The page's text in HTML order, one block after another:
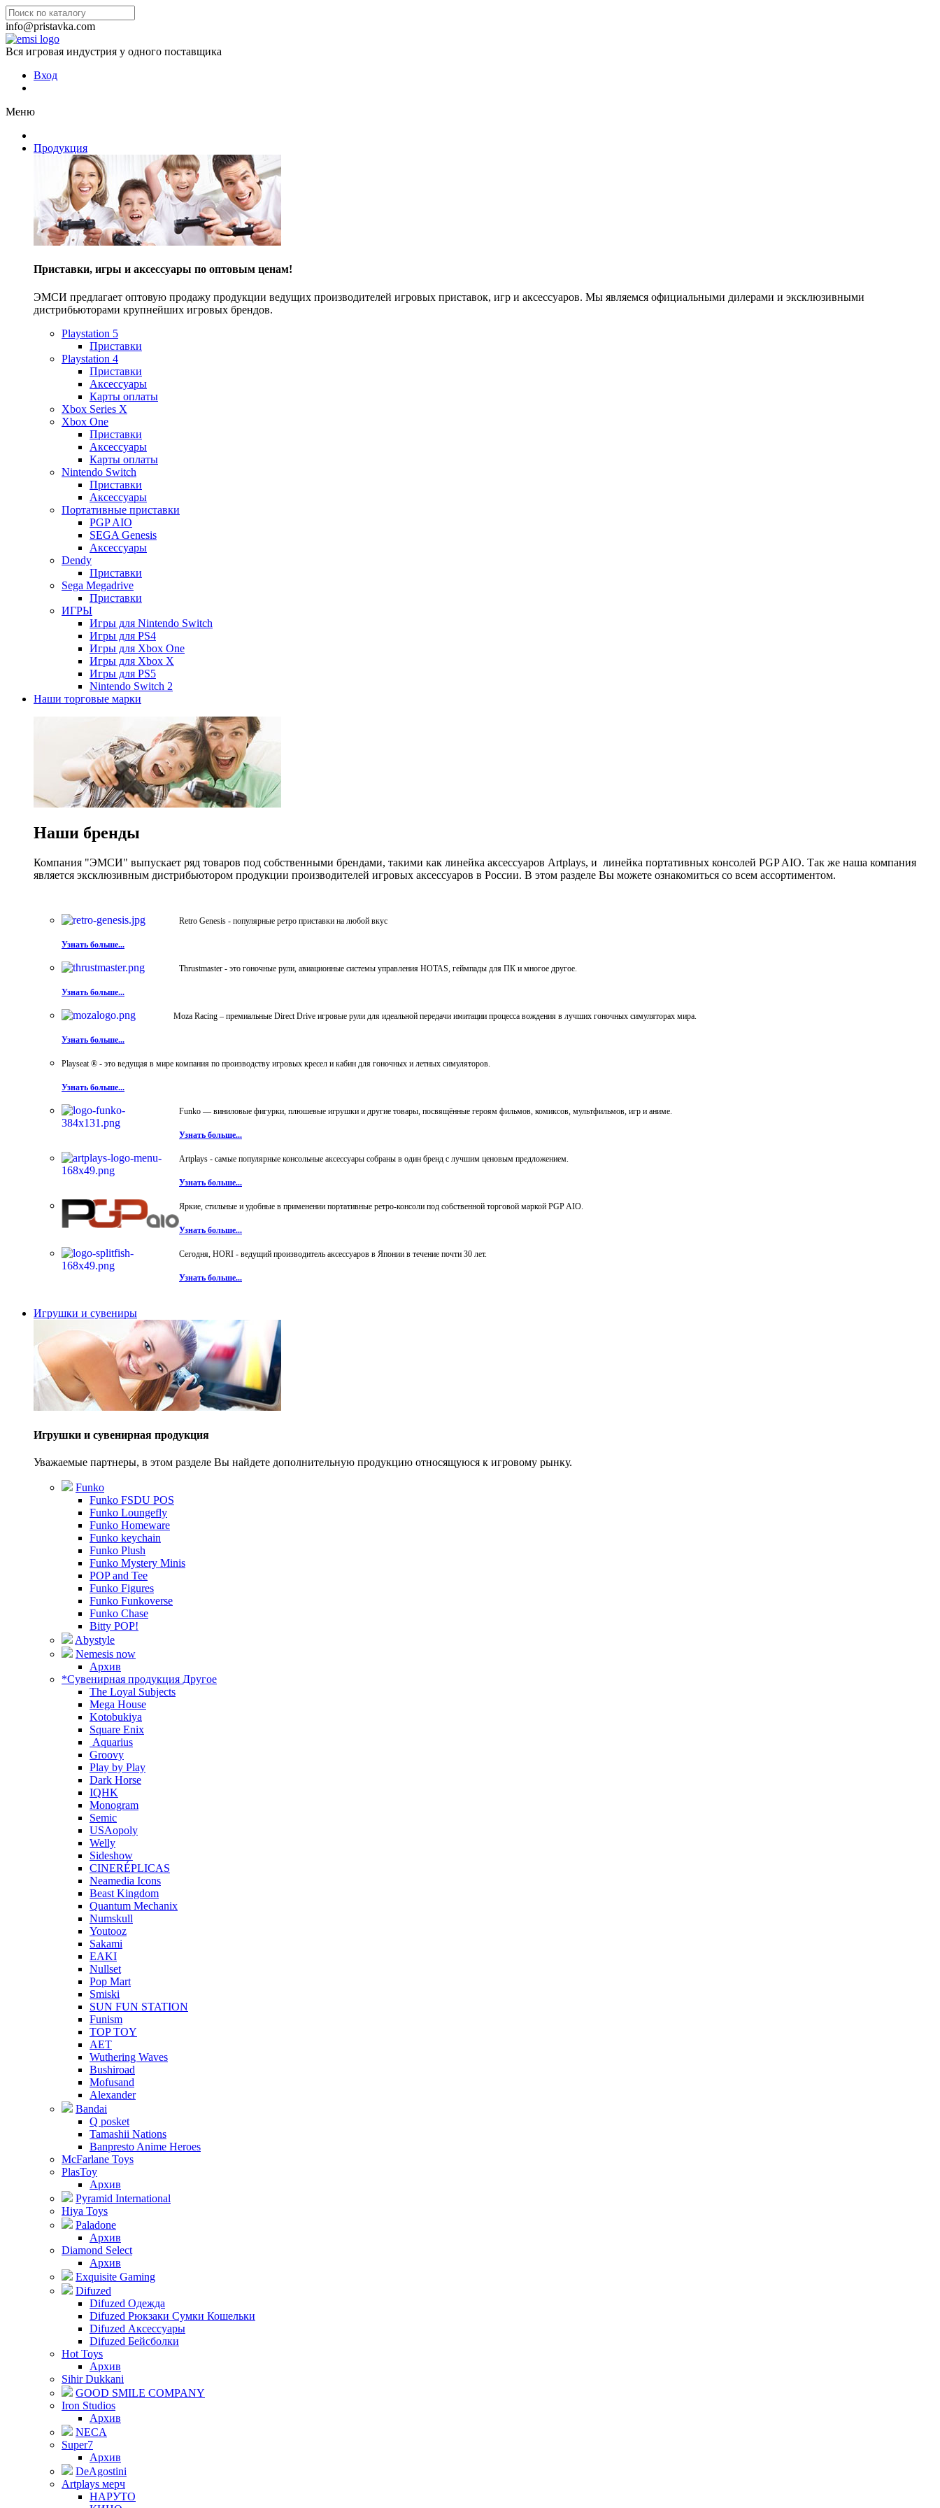
info@pristavka.com
Вся игровая индустрия у одного поставщика
Вход
Меню
Продукция
Приставки, игры и аксессуары по оптовым ценам!
ЭМСИ предлагает оптовую продажу продукции ведущих производителей игровых приставок, игр и аксессуаров. Мы являемся официальными дилерами и эксклюзивными
дистрибьюторами крупнейших игровых брендов.
Playstation 5
Приставки
Playstation 4
Приставки
Аксессуары
Карты оплаты
Xbox Series X
Xbox One
Приставки
Аксессуары
Карты оплаты
Nintendo Switch
Приставки
Аксессуары
Портативные приставки
PGP AIO
SEGA Genesis
Аксессуары
Dendy
Приставки
Sega Megadrive
Приставки
ИГРЫ
Игры для Nintendo Switch
Игры для PS4
Игры для Xbox One
Игры для Xbox X
Игры для PS5
Nintendo Switch 2
Наши торговые марки
Наши бренды
Компания "ЭМСИ" выпускает ряд товаров под собственными брендами, такими как линейка аксессуаров Artplays, и линейка портативных консолей PGP AIO. Так же наша компания
является эксклюзивным дистрибьютором продукции производителей игровых аксессуаров в России. В этом разделе Вы можете ознакомиться со всем ассортиментом.
Retro Genesis - популярные ретро приставки на любой вкус
Узнать больше...
Thrustmaster - это гоночные рули, авиационные системы управления HOTAS, геймпады для ПК и многое другое.
Узнать больше...
Moza Racing – премиальные Direct Drive игровые рули для идеальной передачи имитации процесса вождения в лучших гоночных симуляторах мира.
Узнать больше...
Playseat ® - это ведущая в мире компания по производству игровых кресел и кабин для гоночных и летных симуляторов.
Узнать больше...
Funko — виниловые фигурки, плюшевые игрушки и другие товары, посвящённые героям фильмов, комиксов, мультфильмов, игр и аниме.
Узнать больше...
Artplays - самые популярные консольные аксессуары собраны в один бренд с лучшим ценовым предложением.
Узнать больше...
Яркие, стильные и удобные в применении портативные ретро-консоли под собственной торговой маркой PGP AIO.
Узнать больше...
Сегодня, HORI - ведущий производитель аксессуаров в Японии в течение почти 30 лет.
Узнать больше...
Игрушки и сувениры
Игрушки и сувенирная продукция
Уважаемые партнеры, в этом разделе Вы найдете дополнительную продукцию относящуюся к игровому рынку.
Funko
Funko FSDU POS
Funko Loungefly
Funko Homeware
Funko keychain
Funko Plush
Funko Mystery Minis
POP and Tee
Funko Figures
Funko Funkoverse
Funko Chase
Bitty POP!
Abystyle
Nemesis now
Архив
*Сувенирная продукция Другое
The Loyal Subjects
Mega House
Kotobukiya
Square Enix
Aquarius
Groovy
Play by Play
Dark Horse
IQHK
Monogram
Semic
USAopoly
Welly
Sideshow
CINERÉPLICAS
Neamedia Icons
Beast Kingdom
Quantum Mechanix
Numskull
Youtooz
Sakami
EAKI
Nullset
Pop Mart
Smiski
SUN FUN STATION
Funism
TOP TOY
AET
Wuthering Waves
Bushiroad
Mofusand
Alexander
Bandai
Q posket
Tamashii Nations
Banpresto Anime Heroes
McFarlane Toys
PlasToy
Архив
Pyramid International
Hiya Toys
Paladone
Архив
Diamond Select
Архив
Exquisite Gaming
Difuzed
Difuzed Одежда
Difuzed Рюкзаки Сумки Кошельки
Difuzed Аксессуары
Difuzed Бейсболки
Hot Toys
Архив
Sihir Dukkani
GOOD SMILE COMPANY
Iron Studios
Архив
NECA
Super7
Архив
DeAgostini
Artplays мерч
НАРУТО